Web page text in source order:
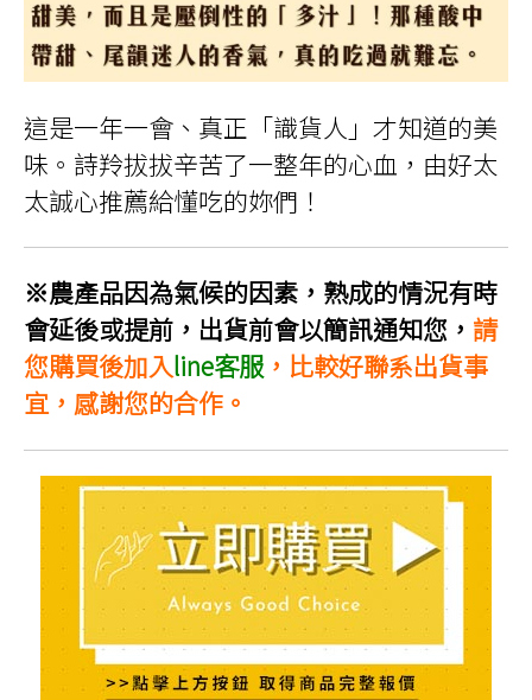
這是一年一會、真正「識貨人」才知道的美
味。詩羚拔拔辛苦了一整年的心血，由好太
太誠心推薦給懂吃的妳們！
※農產品因為氣候的因素，熟成的情況有時
會延後或提前，出貨前會以簡訊通知您， 請
您購買後加入line客服 ，比較好聯系出貨事
宜，感謝您的合作。